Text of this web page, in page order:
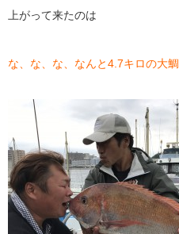
上がって来たのは
な、な、な、なんと4.7キロの大鯛